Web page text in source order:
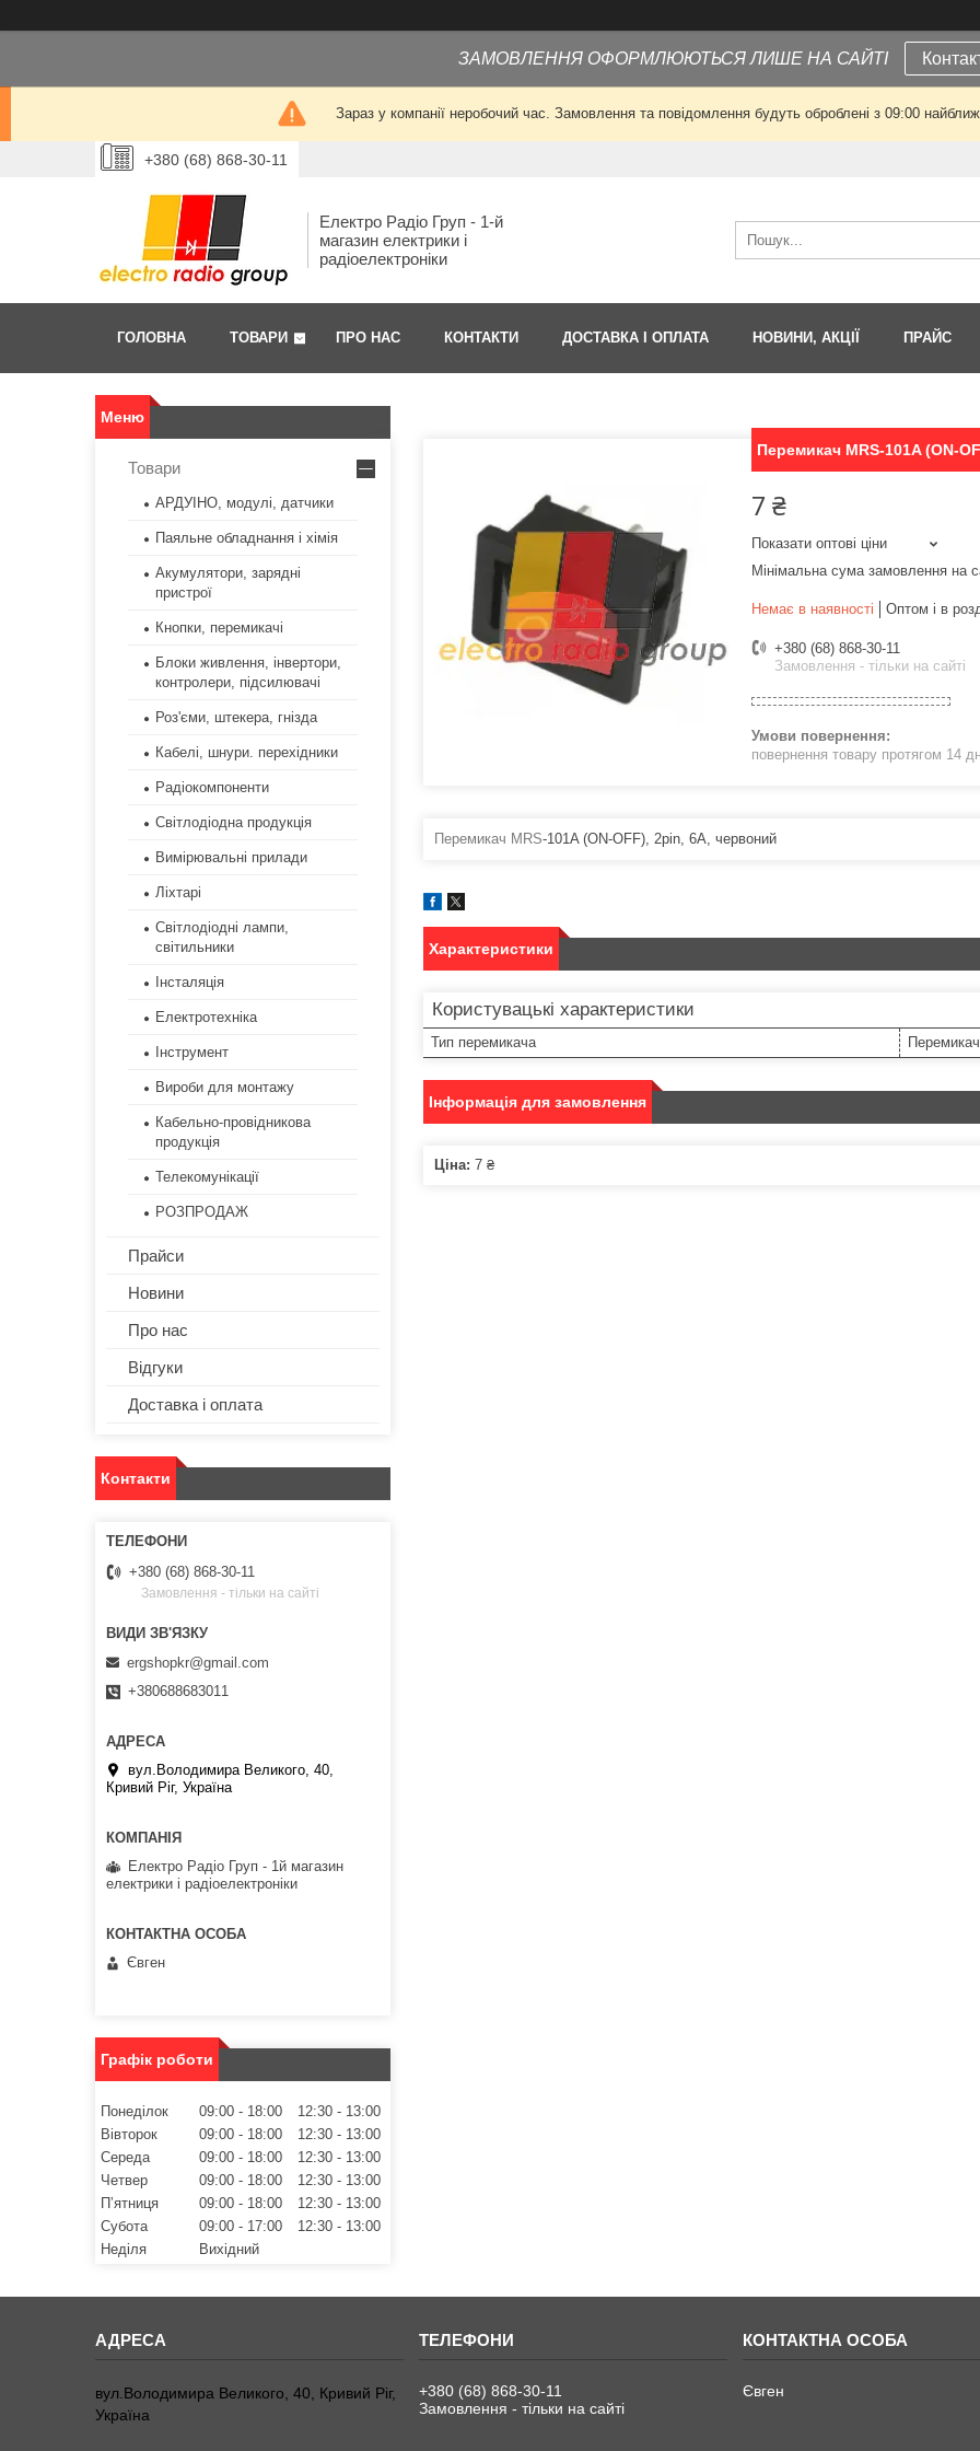
ЗАМОВЛЕННЯ ОФОРМЛЮЮТЬСЯ ЛИШЕ НА САЙТІ
Зараз у компанії неробочий час. Замовлення та повідомлення будуть оброблені з 09:00
+380 (68) 868-30-11
Електро Радіо Груп - 1-й
магазин електрики і
радіоелектроніки
ГОЛОВНА ТОВАРИ ПРО НАС КОНТАКТИ ДОСТАВКА І ОПЛАТА НОВИНИ, АКЦІЇ ПРАЙС
Перемикач MRS-101A (ON-
7 ₴
Показати оптові ціни
Мінімальна сума замовлення на
Немає в наявності Оптом і в
+380 (68) 868-30-11
Замовлення - тільки на сайті
повернення товару протягом 14
Перемикач MRS-101A (ON-OFF), 2pin, 6A, червоний
Характеристики
Користувацькi характеристики
Тип перемикача
Інформація для замовлення
Ціна: 7 ₴
Товари
АРДУІНО, модулі, датчики
Паяльне обладнання і хімія
Акумулятори, зарядні
пристрої
Кнопки, перемикачі
Блоки живлення, інвертори,
контролери, підсилювачі
Роз'єми, штекера, гнізда
Кабелі, шнури. перехідники
Радіокомпоненти
Світлодіодна продукція
Вимірювальні прилади
Ліхтарі
Світлодіодні лампи,
світильники
Інсталяція
Електротехніка
Інструмент
Вироби для монтажу
Кабельно-провідникова
продукція
Телекомунікації
РОЗПРОДАЖ
Прайси
Новини
Про нас
Відгуки
Доставка і оплата
Контакти
+380 (68) 868-30-11
Замовлення - тільки на сайті
ergshopkr@gmail.com
+380688683011
вул.Володимира Великого, 40,
Кривий Ріг, Україна
Електро Радіо Груп - 1й магазин
електрики і радіоелектроніки
Євген
Графік роботи
Понеділок 09:00 18:00 12:30
13:00
Вівторок
09:00 18:00 12:30
13:00
Середа
09:00 18:00 12:30
13:00
Четвер
09:00 18:00 12:30
13:00
Пʼятниця
09:00 18:00 12:30
13:00
Субота
09:00 17:00 12:30
13:00
Неділя
Вихідний
вул.Володимира Великого, 40, Кривий Ріг,
Україна
+380 (68) 868-30-11
Замовлення - тільки на сайті
Євген